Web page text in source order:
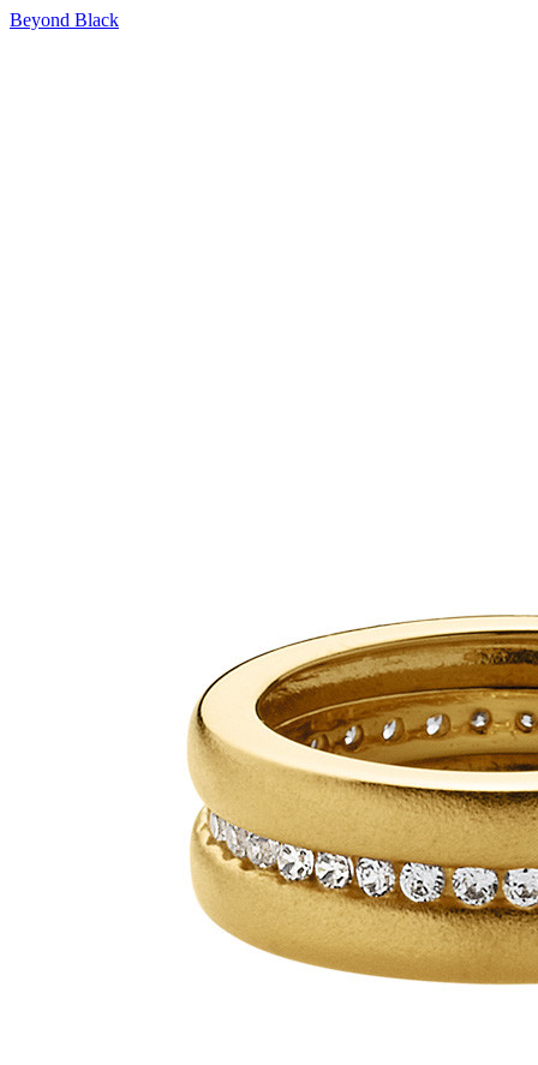
Beyond Black